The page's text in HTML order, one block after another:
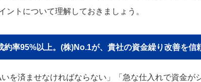
ントについて理解しておきましょう。
約率95%以上。(株)No.1が、貴社の資金繰り改善を信
いを済ませなければならない」「急な仕入れで資金